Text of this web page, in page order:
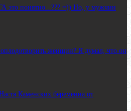
понятно...??? =)) Но, у мужчин
женщин? Я думал, что он
Каменских беременна от